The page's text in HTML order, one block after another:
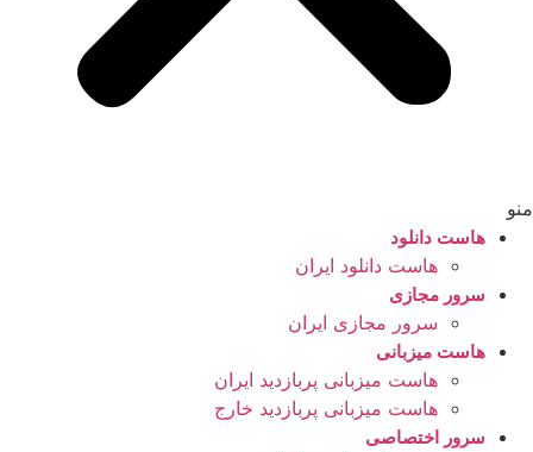
منو
هاست دانلود
هاست دانلود ایران
سرور مجازی
سرور مجازی ایران
هاست میزبانی
هاست میزبانی پربازدید ایران
هاست میزبانی پربازدید خارج
سرور اختصاصی